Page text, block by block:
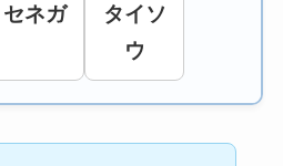
セネガ
タイソ
ウ